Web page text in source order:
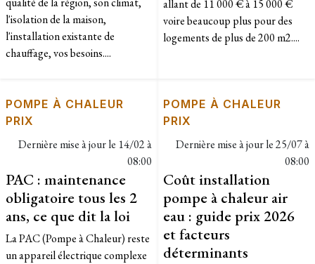
l'isolation de la maison,
l'installation existante de
chauffage, vos besoins....
allant de 11 000 € à 15 000 €
voire beaucoup plus pour des
logements de plus de 200 m2....
POMPE À CHALEUR
PRIX
Dernière mise à jour le 14/02 à
08:00
PAC : maintenance
obligatoire tous les 2
ans, ce que dit la loi
La PAC (Pompe à Chaleur) reste
un appareil électrique complexe
POMPE À CHALEUR
PRIX
Dernière mise à jour le25/07 à
08:00
Coût installation
pompe à chaleur air
eau : guide prix 2026
et facteurs
déterminants